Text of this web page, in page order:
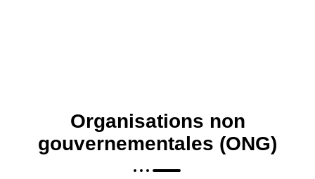
Organisations non
gouvernementales (ONG)